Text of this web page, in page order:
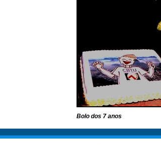
Bolo dos 7 anos